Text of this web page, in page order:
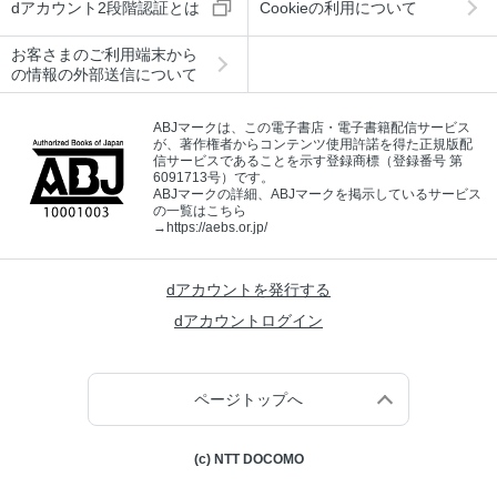
dアカウント2段階認証とは Cookieの利用について
お客さまのご利用端末から
の情報の外部送信について
ABJマークは、この電子書店・電子書籍配信サービス
が、著作権者からコンテンツ使用許諾を得た正規版配
信サービスであることを示す登録商標（登録番号 第
6091713号）です。
ABJマークの詳細、ABJマークを掲示しているサービス
の一覧はこちら
→ https://aebs.or.jp/
dアカウントを発行する
dアカウントログイン
ページトップへ
(c) NTT DOCOMO